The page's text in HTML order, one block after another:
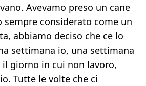
Avevamo preso un cane
sempre considerato come un
abbiamo deciso che ce lo
settimana io, una settimana
giorno in cui non lavoro,
Tutte le volte che ci